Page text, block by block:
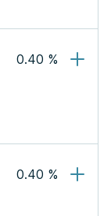
0.40 %
0.40 %